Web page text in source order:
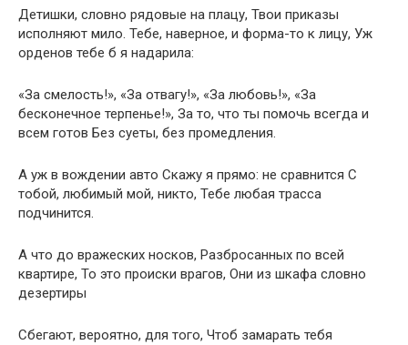
Детишки, словно рядовые на плацу, Твои приказы
исполняют мило. Тебе, наверное, и форма-то к лицу, Уж
орденов тебе б я надарила:
«За смелость!», «За отвагу!», «За любовь!», «За
бесконечное терпенье!», За то, что ты помочь всегда и
всем готов Без суеты, без промедления.
А уж в вождении авто Скажу я прямо: не сравнится С
тобой, любимый мой, никто, Тебе любая трасса
подчинится.
А что до вражеских носков, Разбросанных по всей
квартире, То это происки врагов, Они из шкафа словно
дезертиры
Сбегают, вероятно, для того, Чтоб замарать тебя